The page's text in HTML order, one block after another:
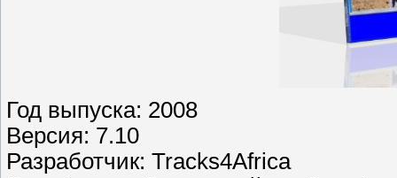
Год выпуска: 2008
Версия: 7.10
Разработчик: Tracks4Africa